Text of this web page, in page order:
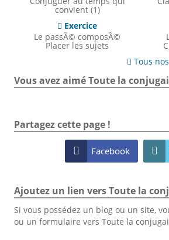
convient (1)
 Exercice
Le passÃ© composÃ©
Placer les sujets
 Tous
Vous avez aimé Toute la
Partagez cette page !
 Facebook 
Ajoutez un lien vers Toute la
Si vous possédez un blog ou un site,
ou un formulaire vers Toute la